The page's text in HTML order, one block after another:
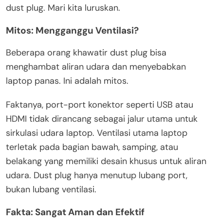
dust plug. Mari kita luruskan.
Mitos: Mengganggu Ventilasi?
Beberapa orang khawatir dust plug bisa
menghambat aliran udara dan menyebabkan
laptop panas. Ini adalah mitos.
Faktanya, port-port konektor seperti USB atau
HDMI tidak dirancang sebagai jalur utama untuk
sirkulasi udara laptop. Ventilasi utama laptop
terletak pada bagian bawah, samping, atau
belakang yang memiliki desain khusus untuk aliran
udara. Dust plug hanya menutup lubang port,
bukan lubang ventilasi.
Fakta: Sangat Aman dan Efektif